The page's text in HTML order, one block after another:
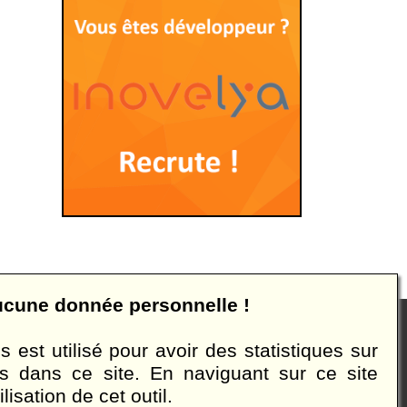
dans le but de vous aider à acquérir les compétences
Infini Software ne pourra nullement être tenu
donnée personnelle !
est utilisé pour avoir des statistiques sur
dans ce site. En naviguant sur ce site
de cet outil.